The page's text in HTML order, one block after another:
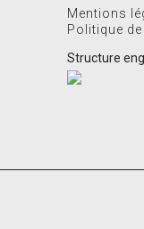
Mentions
Politique
Structure